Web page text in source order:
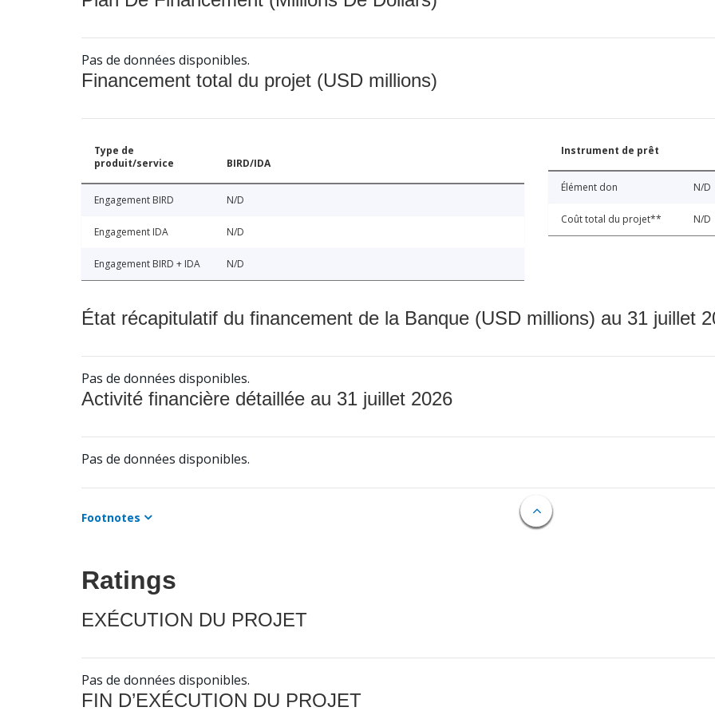
Pas de données disponibles.
Financement total du projet (USD millions)
Type de
produit/service
BIRD/IDA
Engagement BIRD N/D
Engagement IDA N/D
Engagement BIRD + IDA N/D
Instrument de prêt
Élément don N/D
Coût total du projet** N/D
État récapitulatif du financement de la Banque (USD millions) au 31 juillet
Pas de données disponibles.
Activité financière détaillée au 31 juillet 2026
Pas de données disponibles.
Footnotes
Ratings
EXÉCUTION DU PROJET
Pas de données disponibles.
FIN D’EXÉCUTION DU PROJET